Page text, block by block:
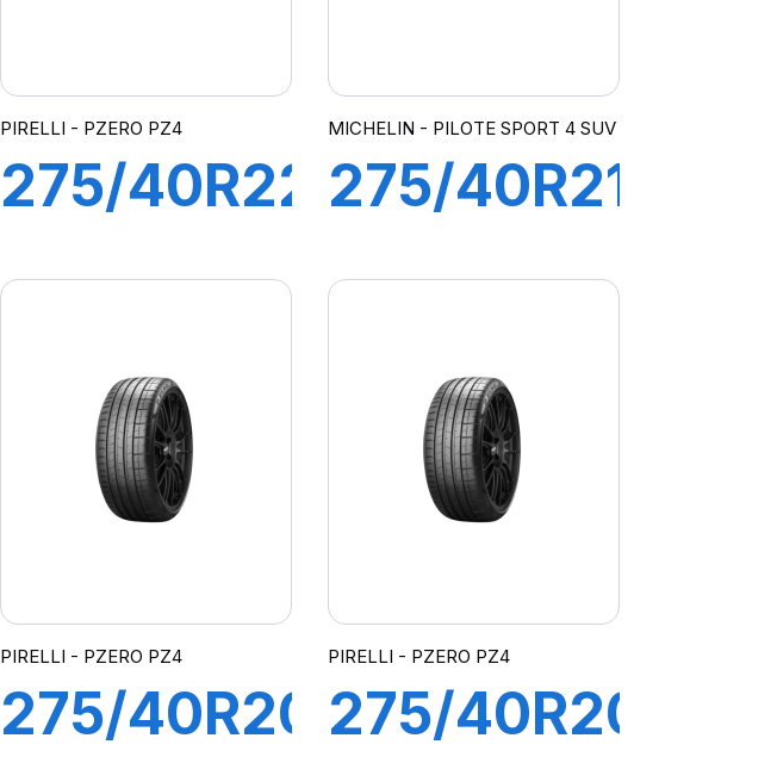
PIRELLI - PZERO PZ4
275/40R22
(*)NCS
MICHELIN - PILOTE SPORT 4 SUV
275/40R21
SPORT 4
SUV
PIRELLI - PZERO PZ4
275/40R20
PIRELLI - PZERO PZ4
275/40R20